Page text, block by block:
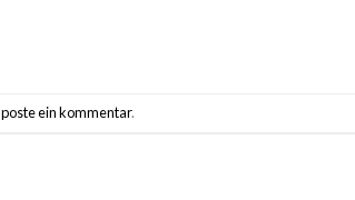
poste ein kommentar.